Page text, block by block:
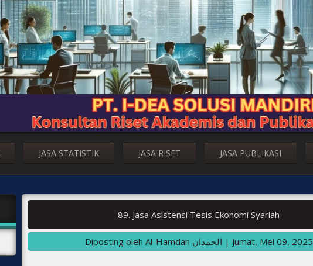
JASA STATISTIK JASA RISET JASA PUBLIKASI
89. Jasa Asistensi Tesis Ekonomi Syariah
Diposting oleh Al-Hamdan الحمدان | Jumat, Mei 09, 2025